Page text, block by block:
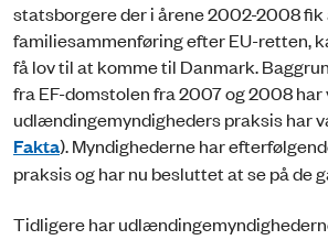
statsborgere der i årene 2002-2008 fik
familiesammenføring efter EU-retten,
få lov til at komme til Danmark.
fra EF-domstolen fra 2007 og 2008 har
udlændingemyndigheders praksis har
Fakta). Myndighederne har
praksis og har nu besluttet at se på de
Tidligere har